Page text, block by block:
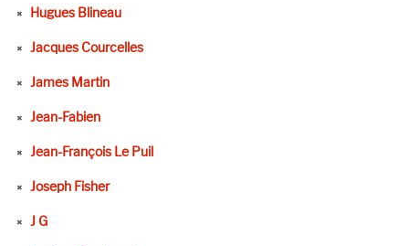
Hugues Blineau
Jacques Courcelles
James Martin
Jean-Fabien
Jean-François Le Puil
Joseph Fisher
J G